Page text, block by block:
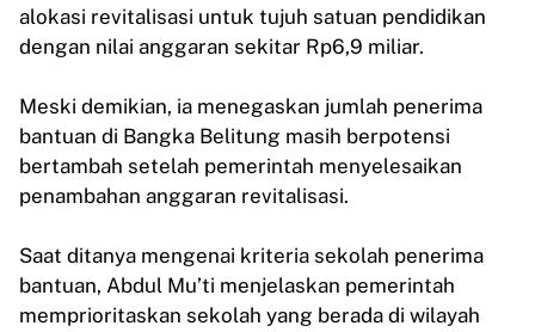
alokasi revitalisasi untuk tujuh satuan pendidikan
dengan nilai anggaran sekitar Rp6,9 miliar.
Meski demikian, ia menegaskan jumlah penerima
bantuan di Bangka Belitung masih berpotensi
bertambah setelah pemerintah menyelesaikan
penambahan anggaran revitalisasi.
Saat ditanya mengenai kriteria sekolah penerima
bantuan, Abdul Mu’ti menjelaskan pemerintah
memprioritaskan sekolah yang berada di wilayah